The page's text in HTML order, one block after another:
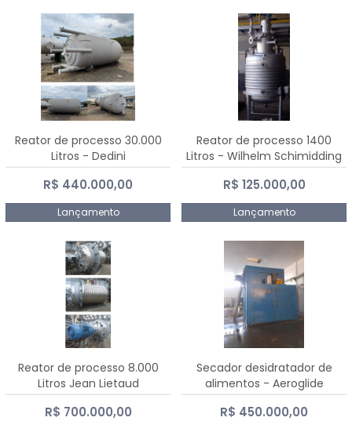
Reator de processo 30.000
Litros - Dedini
R$ 440.000,00
Lançamento
Reator de processo 1400
Litros - Wilhelm Schimidding
R$ 125.000,00
Lançamento
Reator de processo 8.000
Litros Jean Lietaud
R$ 700.000,00
Secador desidratador de
alimentos - Aeroglide
R$ 450.000,00